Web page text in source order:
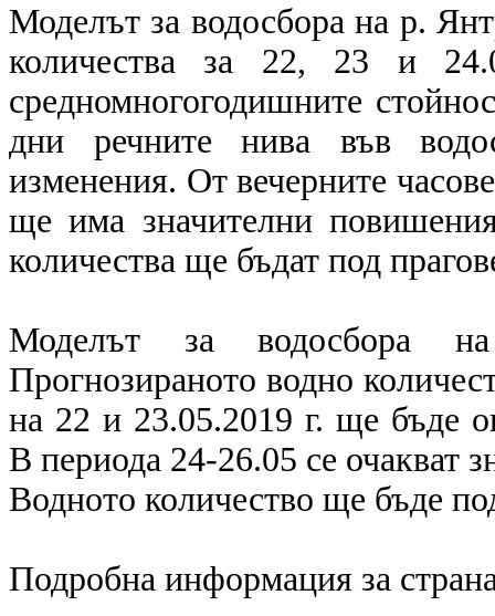
Моделът за водосбора на р.
количества за 22, 23 и
средномногогодишните
дни речните нива във
изменения. От вечерните
ще има значителни
количества ще бъдат под
Моделът за водосбора
Прогнозираното водно
на 22 и 23.05.2019 г. ще бъде
В периода 24-26.05 се очакват
Водното количество ще бъде
Подробна информация за